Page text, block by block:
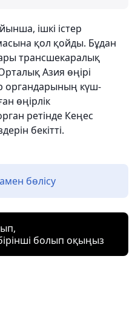
ішкі істер
қол қойды. Бұдан
трансшекаралық
Азия өңірі
органдарының күш-
өңірлік
ретінде Кеңес
бекітті.
бөлісу
болып оқыңыз